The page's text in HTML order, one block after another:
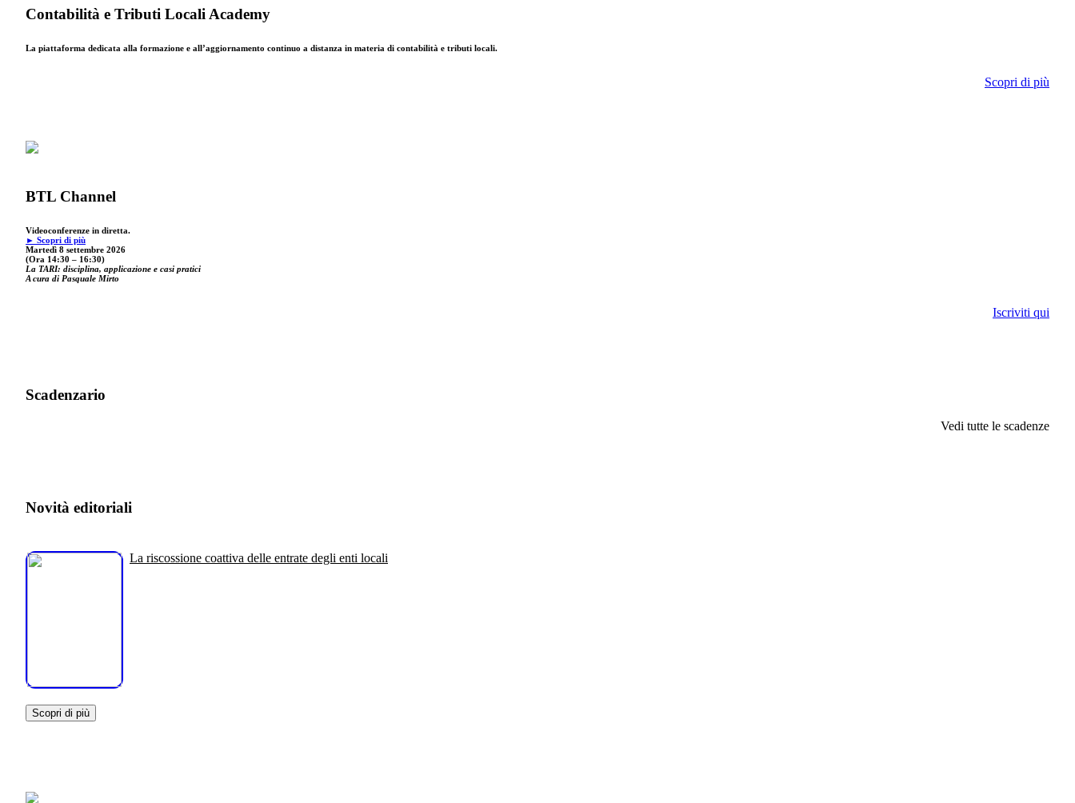
Contabilità e Tributi Locali Academy
La piattaforma dedicata alla formazione e all’aggiornamento continuo a distanza in materia di contabilità e tributi locali.
Scopri di più
BTL Channel
Videoconferenze in diretta.
► Scopri di più
Martedì 8 settembre 2026
(Ora 14:30 – 16:30)
La TARI: disciplina, applicazione e casi pratici
A cura di Pasquale Mirto
Iscriviti qui
Scadenzario
Vedi tutte le scadenze
Novità editoriali
La riscossione coattiva delle entrate degli enti locali
Scopri di più